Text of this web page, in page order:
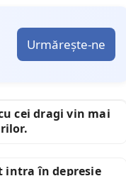
Urmărește-ne
cei dragi vin mai
intra în depresie